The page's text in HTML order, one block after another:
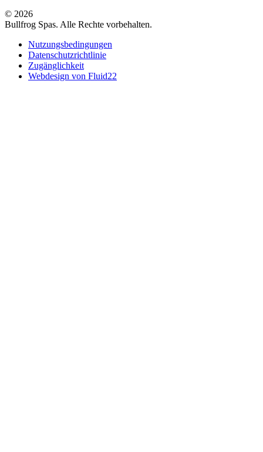
© 2026
Bullfrog Spas. Alle Rechte vorbehalten.
Nutzungsbedingungen
Datenschutzrichtlinie
Zugänglichkeit
Webdesign von Fluid22